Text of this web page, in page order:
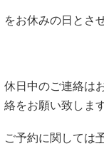
をお休みの日とさ
休日中のご連絡は
絡をお願い致します
ご予約に関しては